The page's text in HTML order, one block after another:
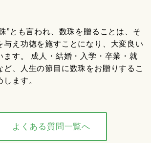
”とも言われ、数珠を贈ることは、そ
与え功徳を施すことになり、大変良い
ます。 成人・結婚・入学・卒業・就
ど、人生の節目に数珠をお贈りするこ
ます。
よくある質問一覧へ